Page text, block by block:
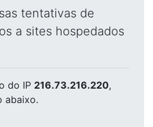
tentativas de
a sites hospedados
do IP 216.73.216.220,
abaixo.